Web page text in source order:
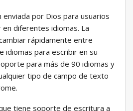
enviada por Dios para usuarios
diferentes idiomas. La
rápidamente entre
idiomas para escribir en su
para más de 90 idiomas y
tipo de campo de texto
tiene soporte de escritura a